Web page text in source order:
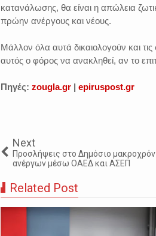
κατανάλωσης, θα είναι η απώλεια
πρώην ανέργους και νέους.
Μάλλον όλα αυτά δικαιολογούν και
αυτός ο φόρος να ανακληθεί, αν το
Πηγές: zougla.gr | epiruspost.gr
Next
Προσλήψεις στο Δημόσιο
ανέργων μέσω ΟΑΕΔ και ΑΣΕΠ
Related Post